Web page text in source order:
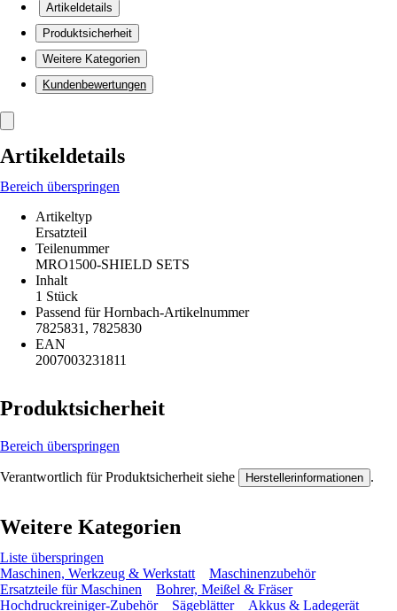
Artikeldetails
Produktsicherheit
Weitere Kategorien
Kundenbewertungen
Artikeldetails
Bereich überspringen
Artikeltyp
Ersatzteil
Teilenummer
MRO1500-SHIELD SETS
Inhalt
1 Stück
Passend für Hornbach-Artikelnummer
7825831, 7825830
EAN
2007003231811
Produktsicherheit
Bereich überspringen
Verantwortlich für Produktsicherheit siehe Herstellerinformationen .
Weitere Kategorien
Liste überspringen
Maschinen, Werkzeug & Werkstatt
Maschinenzubehör
Ersatzteile für Maschinen
Bohrer, Meißel & Fräser
Hochdruckreiniger-Zubehör
Sägeblätter Akkus & Ladegerät